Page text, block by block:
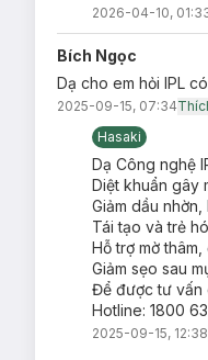
2026-04-10,
Bích Ngọc
Dạ cho em hỏi IPL
2025-09-15, 07:34
Hasaki
Dạ Công nghệ
Diệt khuẩn gây
Giảm dầu
Tái tạo và trẻ
Hỗ trợ mờ
Giảm sẹo sau
Để được tư vấn
Hotline: 1800
2025-09-15, 12:38